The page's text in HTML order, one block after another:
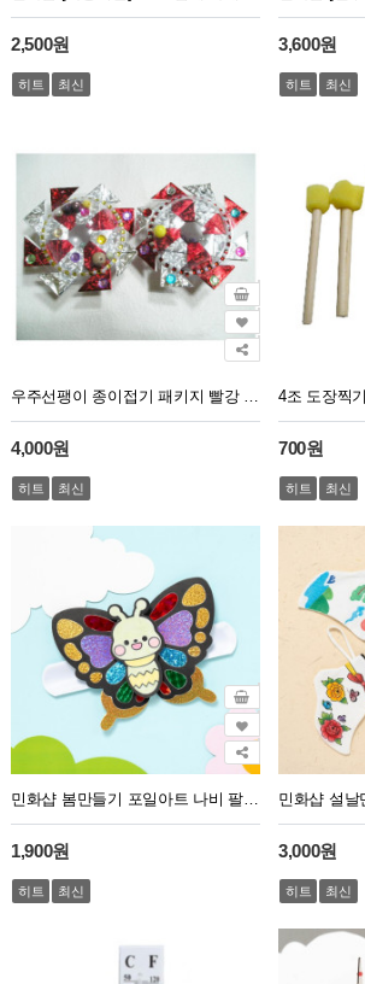
2,500원
히트 최신
3,600원
히트 최신
4,000원
히트 최신
4조 도장찍
700원
히트 최신
민화샵 봄만들기 포일아트 나비 팔찌 만들기
1,900원
히트 최신
3,000원
히트 최신